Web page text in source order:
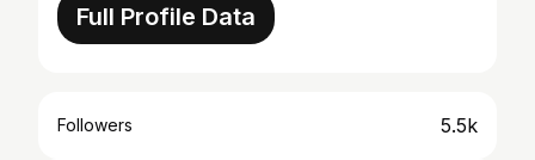
Full Profile Data
Followers 5.5k